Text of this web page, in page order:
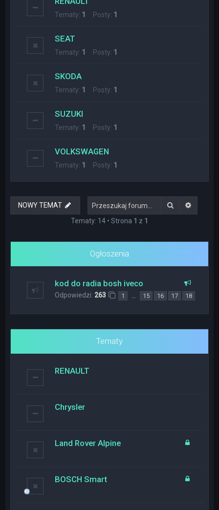
Tematy: 1 Posty: 1
SEAT
Tematy: 1 Posty: 1
SKODA
Tematy: 1 Posty: 1
SUZUKI
Tematy: 1 Posty: 1
VOLKSWAGEN
Tematy: 1 Posty: 1
NOWY TEMAT Szukaj
Tematy: 14 • Strona 1 z 1
Ogłoszenia
kod do radia bosh iveco
Odpowiedzi: 263 1 … 15 16 17 18
Tematy
RENAULT
Chrysler
Land Rover Alpine
BOSCH Smart